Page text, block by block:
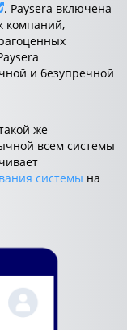
. Paysera включена
компаний,
и безупречной
же
всем системы
системы на